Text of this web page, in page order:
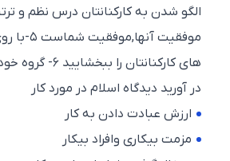
موفقیت آنها,موفقیت
های کارکنانتان را ببخشایید
در آورید دیدگاه اسلام در مورد کار
ارزش عبادت دادن به کار
مزمت بیکاری وافراد بیکار